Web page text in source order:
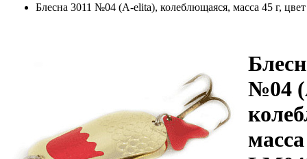
Блесна 3011 №04 (A-elita), колеблющаяся, масса 45 г,
№04